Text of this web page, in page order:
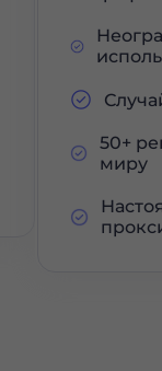
50+
миру